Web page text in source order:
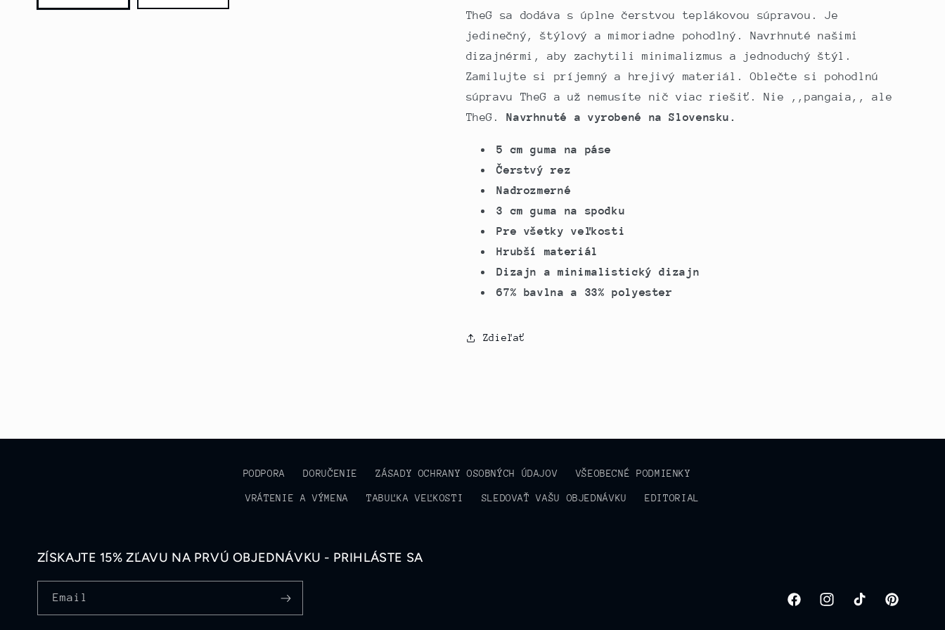
modrá
modrá
TheG sa dodáva s úplne čerstvou teplákovou súpravou. Je
jedinečný, štýlový a mimoriadne pohodlný. Navrhnuté našimi
dizajnérmi, aby zachytili minimalizmus a jednoduchý štýl.
Zamilujte si príjemný a hrejivý materiál. Oblečte si pohodlnú
súpravu TheG a už nemusíte nič viac riešiť. Nie ,,pangaia,, ale
TheG. Navrhnuté a vyrobené na Slovensku.
5 cm guma na páse
Čerstvý rez
Nadrozmerné
3 cm guma na spodku
Pre všetky veľkosti
Hrubší materiál
Dizajn a minimalistický dizajn
67% bavlna a 33% polyester
Zdieľať
PODPORA DORUČENIE ZÁSADY OCHRANY OSOBNÝCH ÚDAJOV VŠEOBECNÉ PODMIENKY
VRÁTENIE A VÝMENA TABUĽKA VEĽKOSTI SLEDOVAŤ VAŠU OBJEDNÁVKU EDITORIAL
ZÍSKAJTE 15% ZĽAVU NA PRVÚ OBJEDNÁVKU - PRIHLÁSTE SA
Email
FacebookInstagramTikTokPinterest